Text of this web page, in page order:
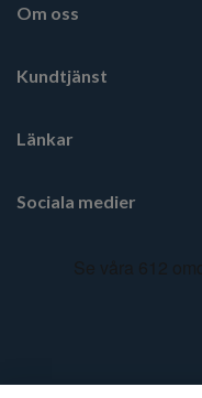
Om oss
Kundtjänst
Länkar
Sociala medier